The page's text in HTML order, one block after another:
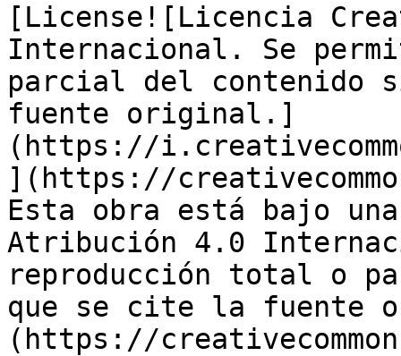
[License![Licencia
Internacional. Se
parcial del contenido
fuente original.]
(https://
](https://
Esta obra está bajo
Atribución 4.0
reproducción total o
que se cite la fuente
(https://